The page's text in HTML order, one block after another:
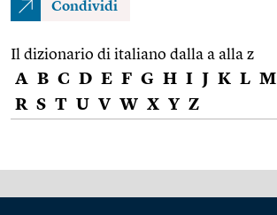
Condividi
Il dizionario di italiano dalla a alla z
A B C D E F G H I J K L M
R S T U V W X Y Z